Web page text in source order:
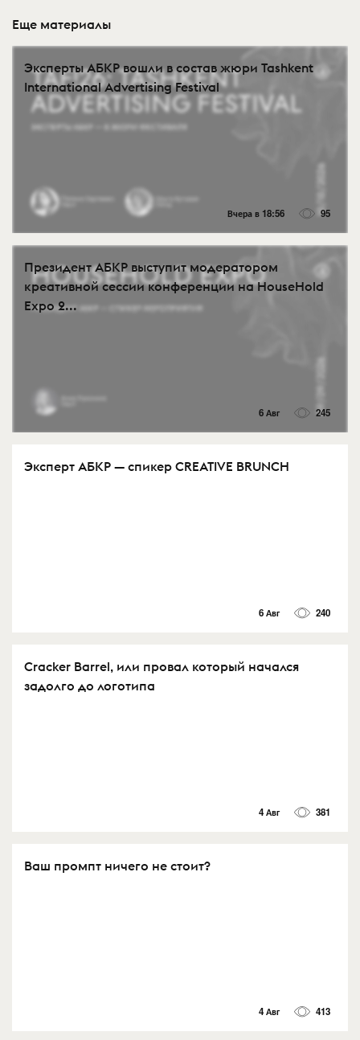
Еще материалы
Эксперты АБКР вошли в состав жюри Tashkent
International Advertising Festival
Вчера в 18:56 95
Президент АБКР выступит модератором
креативной сессии конференции на HouseHold
Expo 2...
6 Авг 245
Эксперт АБКР — спикер CREATIVE BRUNCH
6 Авг 240
Cracker Barrel, или провал который начался
задолго до логотипа
4 Авг 381
Ваш промпт ничего не стоит?
4 Авг 413